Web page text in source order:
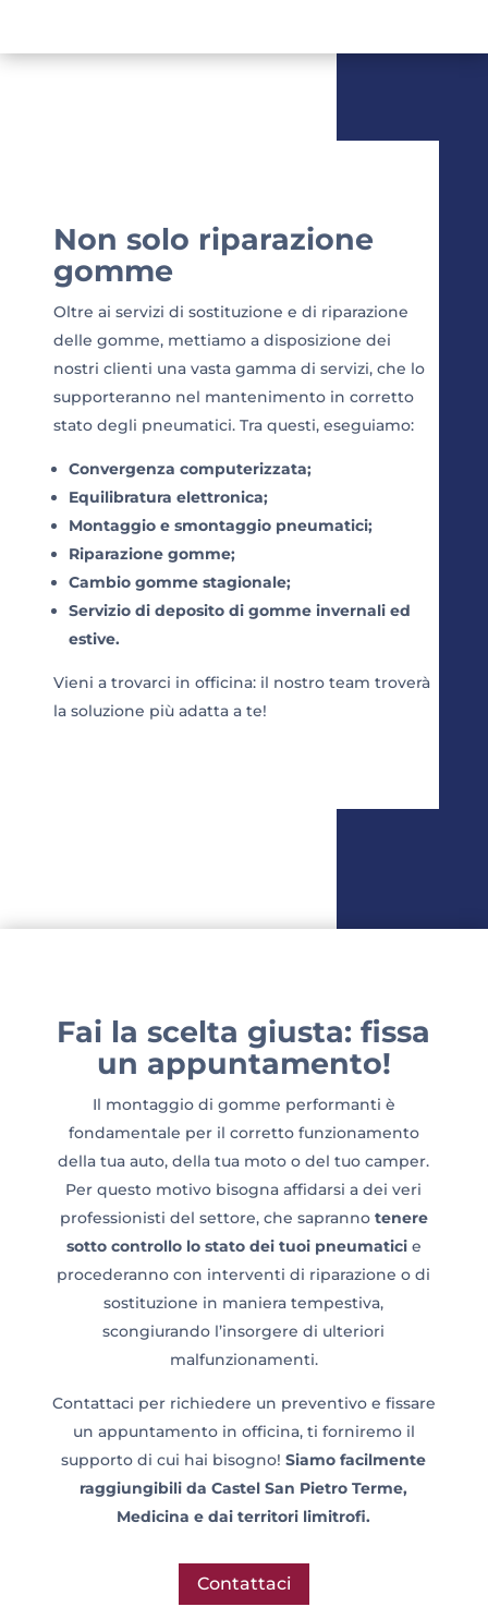
Non solo riparazione
gomme
Oltre ai servizi di sostituzione e di riparazione
delle gomme, mettiamo a disposizione dei
nostri clienti una vasta gamma di servizi, che lo
supporteranno nel mantenimento in corretto
stato degli pneumatici. Tra questi, eseguiamo:
Convergenza computerizzata;
Equilibratura elettronica;
Montaggio e smontaggio pneumatici;
Riparazione gomme;
Cambio gomme stagionale;
Servizio di deposito di gomme invernali ed
estive.
Vieni a trovarci in officina: il nostro team troverà
la soluzione più adatta a te!
Fai la scelta giusta: fissa
un appuntamento!
Il montaggio di gomme performanti è
fondamentale per il corretto funzionamento
della tua auto, della tua moto o del tuo camper.
Per questo motivo bisogna affidarsi a dei veri
professionisti del settore, che sapranno tenere
sotto controllo lo stato dei tuoi pneumaticie
procederanno con interventi di riparazione o di
sostituzione in maniera tempestiva,
scongiurando l’insorgere di ulteriori
malfunzionamenti.
Contattaci per richiedere un preventivo e fissare
un appuntamento in officina, ti forniremo il
supporto di cui hai bisogno!Siamo facilmente
raggiungibili da Castel San Pietro Terme,
Medicina e dai territori limitrofi.
Contattaci